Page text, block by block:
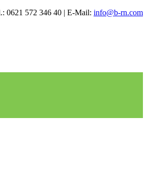
0621 572 346 40 | E-Mail: info@b-rn.com